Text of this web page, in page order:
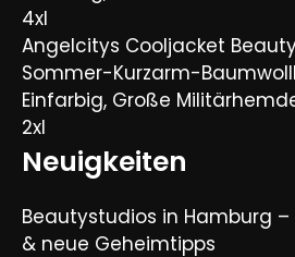
4xl
Angelcitys Cooljacket
Sommer-Kurzarm-
Einfarbig, Große
2xl
Neuigkeiten
Beautystudios in Hamburg
& neue Geheimtipps